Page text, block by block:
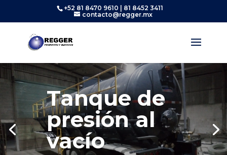
+52 81 8470 9610 | 81 8452 3411
contacto@regger.mx
Tanque de
presión al
vacío